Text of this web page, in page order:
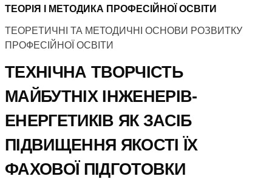
ТЕОРІЯ І МЕТОДИКА ПРОФЕСІЙНОЇ ОСВІТИ
ТЕОРЕТИЧНІ ТА МЕТОДИЧНІ ОСНОВИ РОЗВИТКУ
ПРОФЕСІЙНОЇ ОСВІТИ
ТЕХНІЧНА ТВОРЧІСТЬ
МАЙБУТНІХ ІНЖЕНЕРІВ-
ЕНЕРГЕТИКІВ ЯК ЗАСІБ
ПІДВИЩЕННЯ ЯКОСТІ ЇХ
ФАХОВОЇ ПІДГОТОВКИ